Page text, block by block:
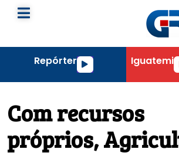
RepórterTocador
Iguatemi
Com recursos
próprios,